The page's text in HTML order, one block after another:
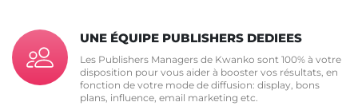
UNE ÉQUIPE PUBLISHERS DEDIEES
Les Publishers Managers de Kwanko sont 100% à votre
disposition pour vous aider à booster vos résultats, en
fonction de votre mode de diffusion: display, bons
plans, influence, email marketing etc.